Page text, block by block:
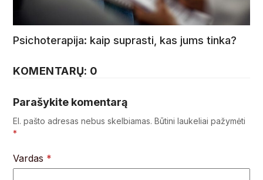
Psichoterapija: kaip suprasti, kas jums tinka?
KOMENTARŲ: 0
Parašykite komentarą
El. pašto adresas nebus skelbiamas. Būtini laukeliai pažymėti
*
Vardas *